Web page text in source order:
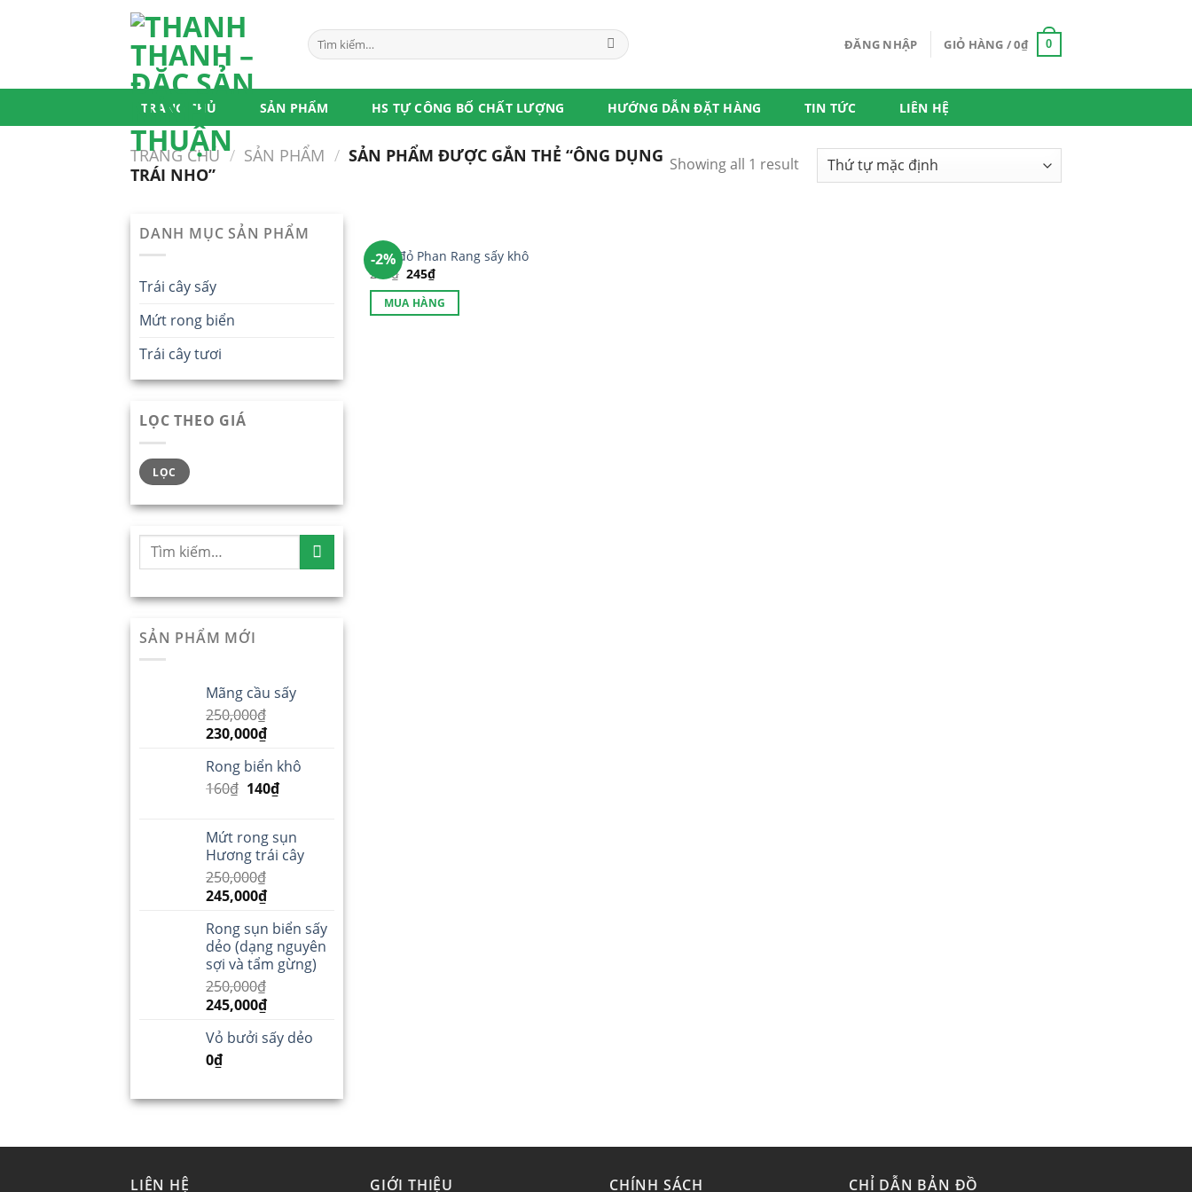
Tìm
kiếm:
ĐĂNG NHẬP GIỎ HÀNG /0₫ 0
TRANG CHỦ SẢN PHẨM HS TỰ CÔNG BỐ CHẤT LƯỢNG HƯỚNG DẪN ĐẶT HÀNG TIN TỨC LIÊN HỆ
TRANG CHỦ / SẢN PHẨM / SẢN PHẨM ĐƯỢC GẮN THẺ “ÔNG DỤNG
TRÁI NHO”
Showing all 1 result
DANH MỤC SẢN PHẨM
Trái cây sấy
Mứt rong biển
Trái cây tươi
LỌC THEO GIÁ
LỌC
SẢN PHẨM MỚI
Mãng cầu sấy
250,000₫
230,000₫
Rong biển khô
160₫ 140₫
Mứt rong sụn
Hương trái cây
250,000₫
245,000₫
Rong sụn biển sấy
dẻo (dạng nguyên
sợi và tẩm gừng)
250,000₫
245,000₫
Vỏ bưởi sấy dẻo
0₫
-2%
Nho đỏ Phan Rang sấy khô
250₫ 245₫
MUA HÀNG
LIÊN HỆ GIỚI THIỆU CHÍNH SÁCH CHỈ DẪN BẢN ĐỒ